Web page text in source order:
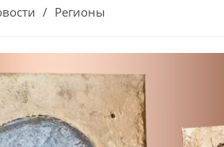
/ Регионы